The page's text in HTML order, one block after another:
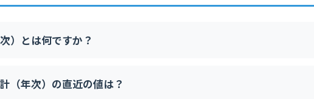
需要
需要
）とは何ですか？
（年次）の直近の値は？